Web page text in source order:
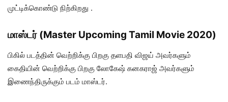
முட்டிக்கொண்டு நிற்கிறது .
மாஸ்டர் (Master Upcoming Tamil Movie 2020)
பிகில் படத்தின் வெற்றிக்கு பிறகு தளபதி விஜய் அவர்களும்
கைதியின் வெற்றிக்கு பிறகு லோகேஷ் கனகராஜ் அவர்களும்
இணைந்திருக்கும் படம் மாஸ்டர்.